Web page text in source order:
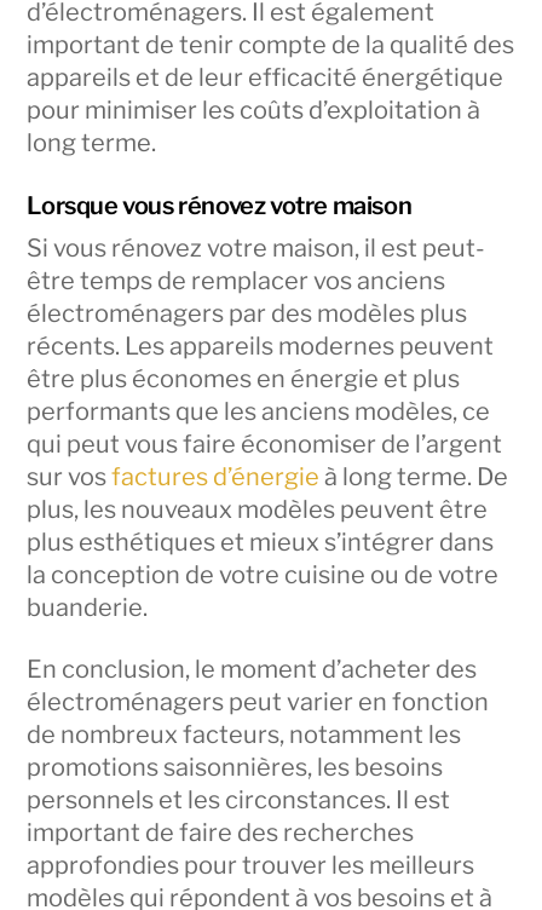
d’électroménagers. Il est également
important de tenir compte de la qualité des
appareils et de leur efficacité énergétique
pour minimiser les coûts d’exploitation à
long terme.
Lorsque vous rénovez votre maison
Si vous rénovez votre maison, il est peut-
être temps de remplacer vos anciens
électroménagers par des modèles plus
récents. Les appareils modernes peuvent
être plus économes en énergie et plus
performants que les anciens modèles, ce
qui peut vous faire économiser de l’argent
sur vosfactures d’énergie à long terme. De
plus, les nouveaux modèles peuvent être
plus esthétiques et mieux s’intégrer dans
la conception de votre cuisine ou de votre
buanderie.
En conclusion, le moment d’acheter des
électroménagers peut varier en fonction
de nombreux facteurs, notamment les
promotions saisonnières, les besoins
personnels et les circonstances. Il est
important de faire des recherches
approfondies pour trouver les meilleurs
modèles qui répondent à vos besoins et à